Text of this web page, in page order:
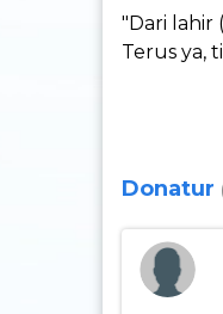
"Dari lahir
Terus ya,
Donatur